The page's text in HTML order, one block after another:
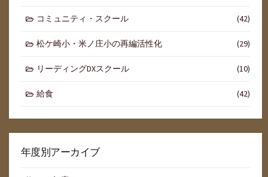
コミュニティ・スクール (42)
松ケ崎小・米ノ庄小の再編活性化 (29)
リーディングDXスクール (10)
給食 (42)
年度別アーカイブ